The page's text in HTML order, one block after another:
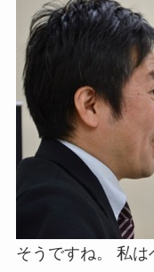
そうですね。 私